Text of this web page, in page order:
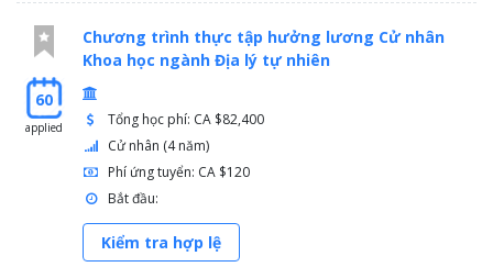
60
applied
Chương trình thực tập hưởng lương Cử nhân
Khoa học ngành Địa lý tự nhiên
Tổng học phí: CA $82,400
Cử nhân (4 năm)
Phí ứng tuyển: CA $120
Bắt đầu:
Kiểm tra hợp lệ